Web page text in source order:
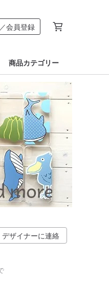
会員登録
商品カテゴリー
デザイナーに連絡